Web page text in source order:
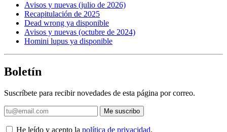
Avisos y nuevas (julio de 2026)
Recapitulación de 2025
Dead wrong ya disponible
Avisos y nuevas (octubre de 2024)
Homini lupus ya disponible
Boletín
Suscríbete para recibir novedades de esta página por correo.
Me suscribo
He leído y acepto la política de privacidad.